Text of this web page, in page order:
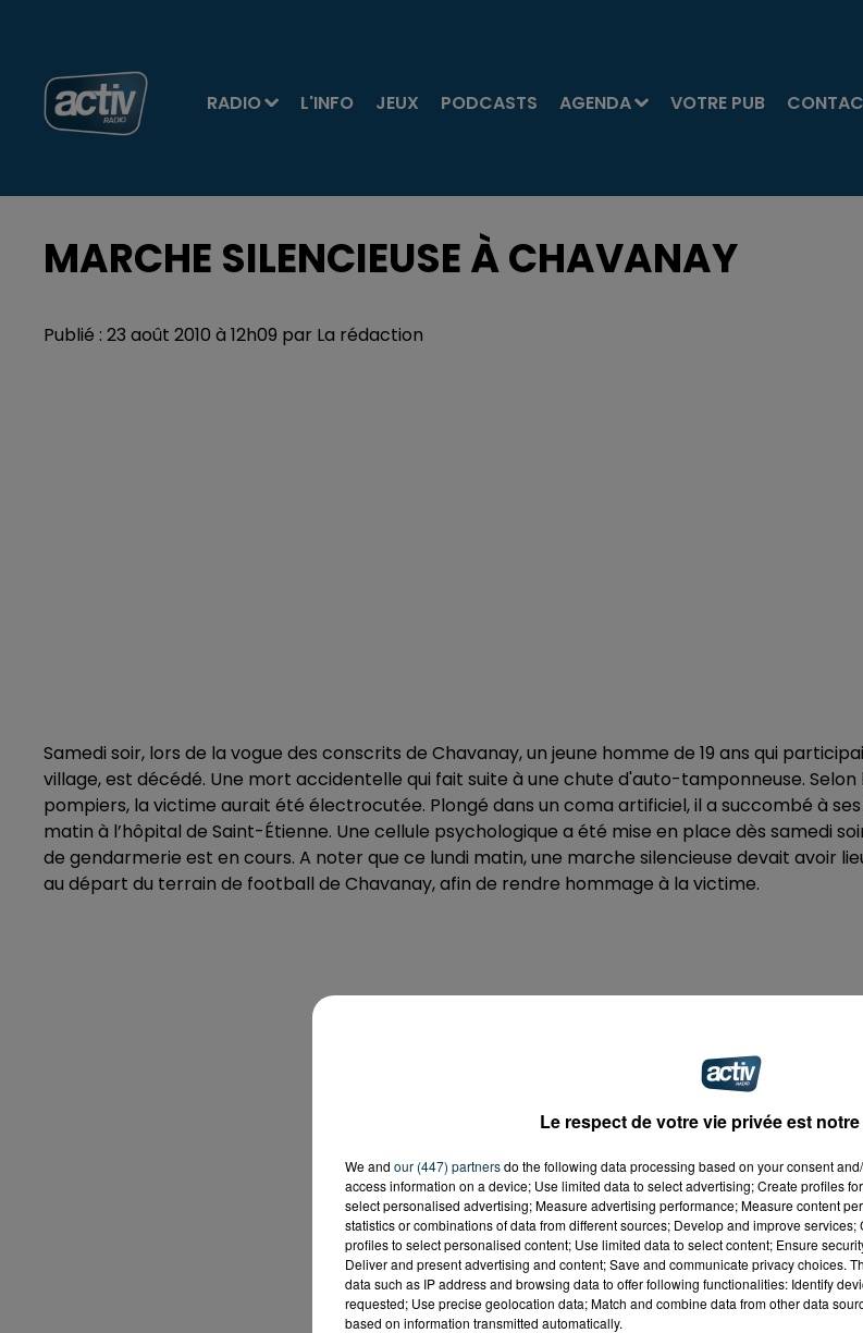
RADIO L'INFO JEUX PODCASTS AGENDA VOTRE PUB
MARCHE SILENCIEUSE À CHAVANAY
Publié : 23 août 2010 à 12h09 par La rédaction
Samedi soir, lors de la vogue des conscrits de Chavanay, un jeune homme de 19 ans qui
village, est décédé. Une mort accidentelle qui fait suite à une chute d'auto-tamponneuse. Selon
pompiers, la victime aurait été électrocutée. Plongé dans un coma artificiel, il a succombé à
matin à l’hôpital de Saint-Étienne. Une cellule psychologique a été mise en place dès samedi
de gendarmerie est en cours. A noter que ce lundi matin, une marche silencieuse devait avoir
au départ du terrain de football de Chavanay, afin de rendre hommage à la victime.
Le respect de votre vie privée est
We and our (447) partnersdo the following data processing based on your consent
access information on a device; Use limited data to select advertising; Create profiles
select personalised advertising; Measure advertising performance; Measure content
statistics or combinations of data from different sources; Develop and improve
profiles to select personalised content; Use limited data to select content; Ensure
Deliver and present advertising and content; Save and communicate privacy choices.
data such as IP address and browsing data to offer following functionalities: Identify
requested; Use precise geolocation data; Match and combine data from other data
based on information transmitted automatically.